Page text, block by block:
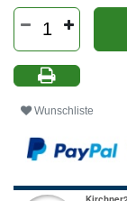
Wunschliste